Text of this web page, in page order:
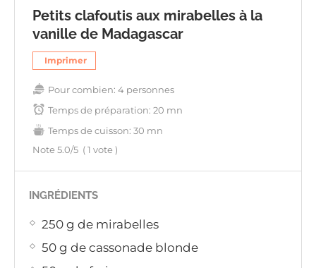
Petits clafoutis aux mirabelles à la
vanille de Madagascar
Imprimer
Pour combien: 4 personnes
Temps de préparation: 20 mn
Temps de cuisson: 30 mn
Note 5.0/5 (1 vote )
INGRÉDIENTS
250 g de mirabelles
50 g de cassonade blonde